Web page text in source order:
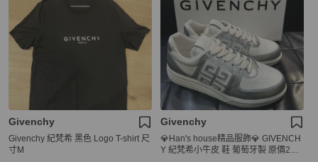
Givenchy
Givenchy 紀梵希 黑色 Logo T-shirt 尺
寸M
Givenchy
💎Han's house精品服飾💎 GIVENCH
Y 紀梵希小牛皮 鞋 葡萄牙製 原價245